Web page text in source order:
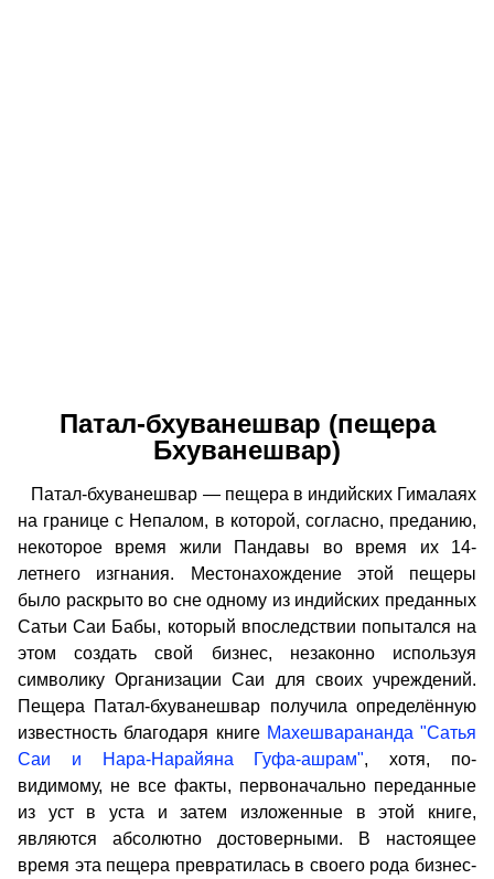
Патал-бхуванешвар (пещера
Бхуванешвар)
Патал-бхуванешвар — пещера в индийских Гималаях
на границе с Непалом, в которой, согласно, преданию,
некоторое время жили Пандавы во время их 14-
летнего изгнания. Местонахождение этой пещеры
было раскрыто во сне одному из индийских преданных
Сатьи Саи Бабы, который впоследствии попытался на
этом создать свой бизнес, незаконно используя
символику Организации Саи для своих учреждений.
Пещера Патал-бхуванешвар получила определённую
известность благодаря книге Махешварананда "Сатья
Саи и Нара-Нарайяна Гуфа-ашрам", хотя, по-
видимому, не все факты, первоначально переданные
из уст в уста и затем изложенные в этой книге,
являются абсолютно достоверными. В настоящее
время эта пещера превратилась в своего рода бизнес-